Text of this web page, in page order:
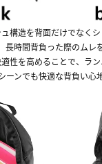
構造を背面だけでなく
長時間背負った際のムレ
性を高めることで、ラ
ーンでも快適な背負い心